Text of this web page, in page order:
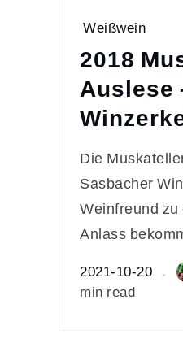
Weißwein
2018
Auslese
Die
Sasbacher
Weinfreund
Anlass
2021-10-20
min read